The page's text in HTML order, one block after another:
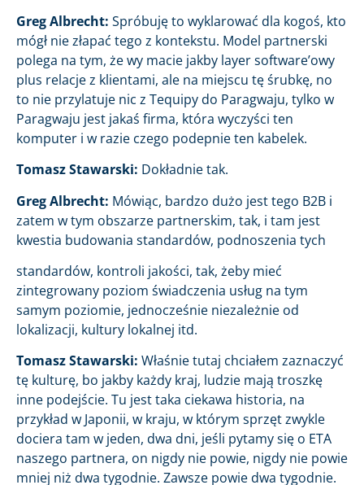
Greg Albrecht: Spróbuję to wyklarować dla kogoś, kto
mógł nie złapać tego z kontekstu. Model partnerski
polega na tym, że wy macie jakby layer software’owy
plus relacje z klientami, ale na miejscu tę śrubkę, no
to nie przylatuje nic z Tequipy do Paragwaju, tylko w
Paragwaju jest jakaś firma, która wyczyści ten
komputer i w razie czego podepnie ten kabelek.
Tomasz Stawarski: Dokładnie tak.
Greg Albrecht: Mówiąc, bardzo dużo jest tego B2B i
zatem w tym obszarze partnerskim, tak, i tam jest
kwestia budowania standardów, podnoszenia tych
standardów, kontroli jakości, tak, żeby mieć
zintegrowany poziom świadczenia usług na tym
samym poziomie, jednocześnie niezależnie od
lokalizacji, kultury lokalnej itd.
Tomasz Stawarski: Właśnie tutaj chciałem zaznaczyć
tę kulturę, bo jakby każdy kraj, ludzie mają troszkę
inne podejście. Tu jest taka ciekawa historia, na
przykład w Japonii, w kraju, w którym sprzęt zwykle
dociera tam w jeden, dwa dni, jeśli pytamy się o ETA
naszego partnera, on nigdy nie powie, nigdy nie powie
mniej niż dwa tygodnie. Zawsze powie dwa tygodnie.